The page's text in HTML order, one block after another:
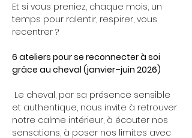
Et si vous preniez, chaque mois, un
temps pour ralentir, respirer, vous
recentrer ?
6 ateliers pour se reconnecter à soi
grâce au cheval (janvier–juin 2026)
et authentique, nous invite à retrouver
notre calme intérieur, à écouter nos
sensations, à poser nos limites avec